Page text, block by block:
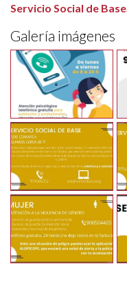
Servicio Social de Base.
Galería imágenes